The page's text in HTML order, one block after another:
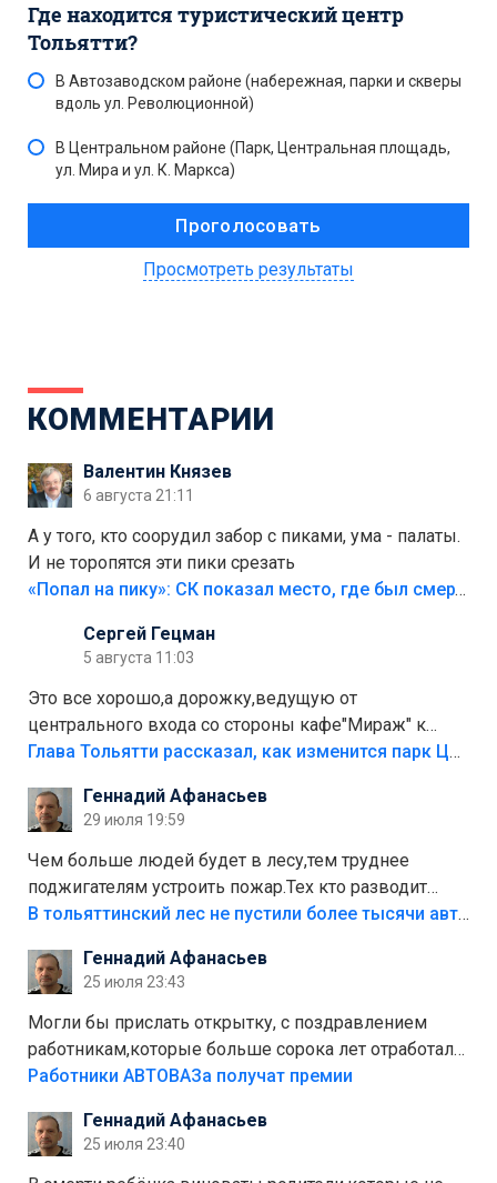
Где находится туристический центр
Тольятти?
В Автозаводском районе (набережная, парки и скверы
вдоль ул. Революционной)
В Центральном районе (Парк, Центральная площадь,
ул. Мира и ул. К. Маркса)
Просмотреть результаты
КОММЕНТАРИИ
Валентин Князев
6 августа 21:11
А у того, кто соорудил забор с пиками, ума - палаты.
И не торопятся эти пики срезать
«Попал на пику»: СК показал место, где был смертельно травмирован ребенок в Тольятти
Сергей Гецман
5 августа 11:03
Это все хорошо,а дорожку,ведущую от
центрального входа со стороны кафе"Мираж" к
аттракционам слабо доделать?А то бордюры
лежала в парке и испортилась.Да еще,видимо,часть
украли.
Глава Тольятти рассказал, как изменится парк Центрального района
Геннадий Афанасьев
29 июля 19:59
Чем больше людей будет в лесу,тем труднее
поджигателям устроить пожар.Тех кто разводит
костры,тех надо безбожно штрафовать.Камер полно
Штрафы мизерные.
В тольяттинский лес не пустили более тысячи автомобилей
Геннадий Афанасьев
25 июля 23:43
Могли бы прислать открытку, с поздравлением
работникам,которые больше сорока лет отработали
на предприятии.
Работники АВТОВАЗа получат премии
Геннадий Афанасьев
25 июля 23:40